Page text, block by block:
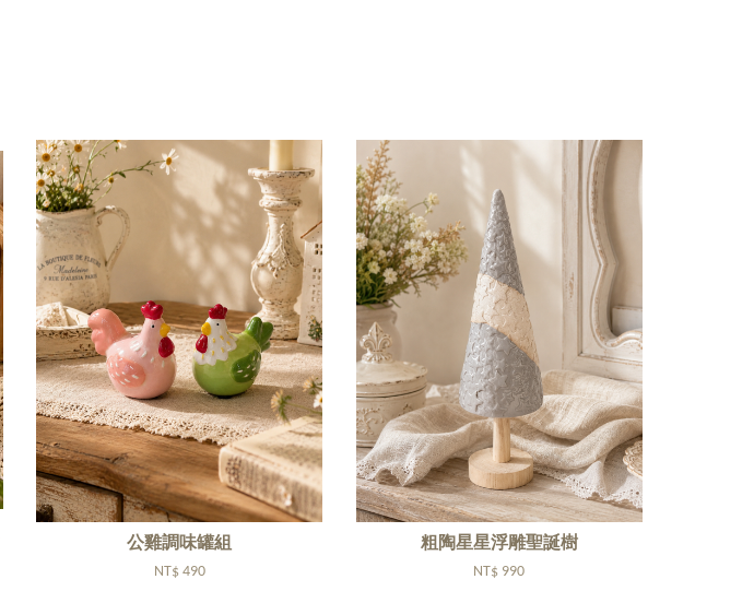
公雞調味罐組
NT$ 490
粗陶星星浮雕聖誕樹
NT$ 990